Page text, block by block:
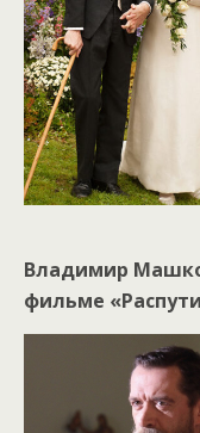
Владимир
фильме